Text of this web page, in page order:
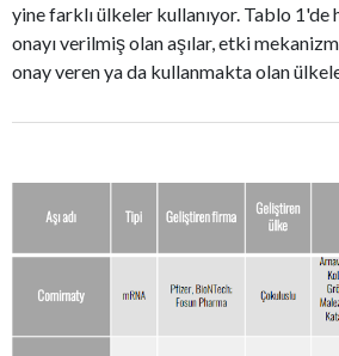
yine farklı ülkeler kullanıyor. Tablo 1'de
onayı verilmiş olan aşılar, etki
onay veren ya da kullanmakta olan